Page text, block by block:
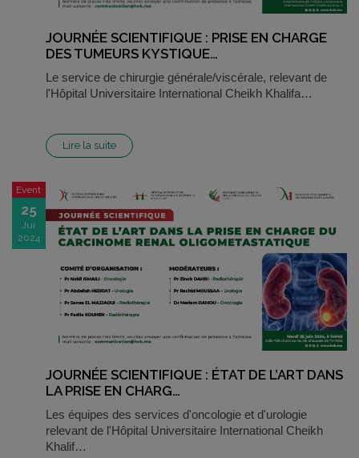
JOURNÉE SCIENTIFIQUE : PRISE EN CHARGE
DES TUMEURS KYSTIQUE…
Le service de chirurgie générale/viscérale, relevant de
l'Hôpital Universitaire International Cheikh Khalifa…
Lire la suite
Event
25
Jui
2024
JOURNÉE SCIENTIFIQUE : ÉTAT DE L’ART DANS
LA PRISE EN CHARG…
Les équipes des services d'oncologie et d'urologie
relevant de l'Hôpital Universitaire International Cheikh
Khalif…